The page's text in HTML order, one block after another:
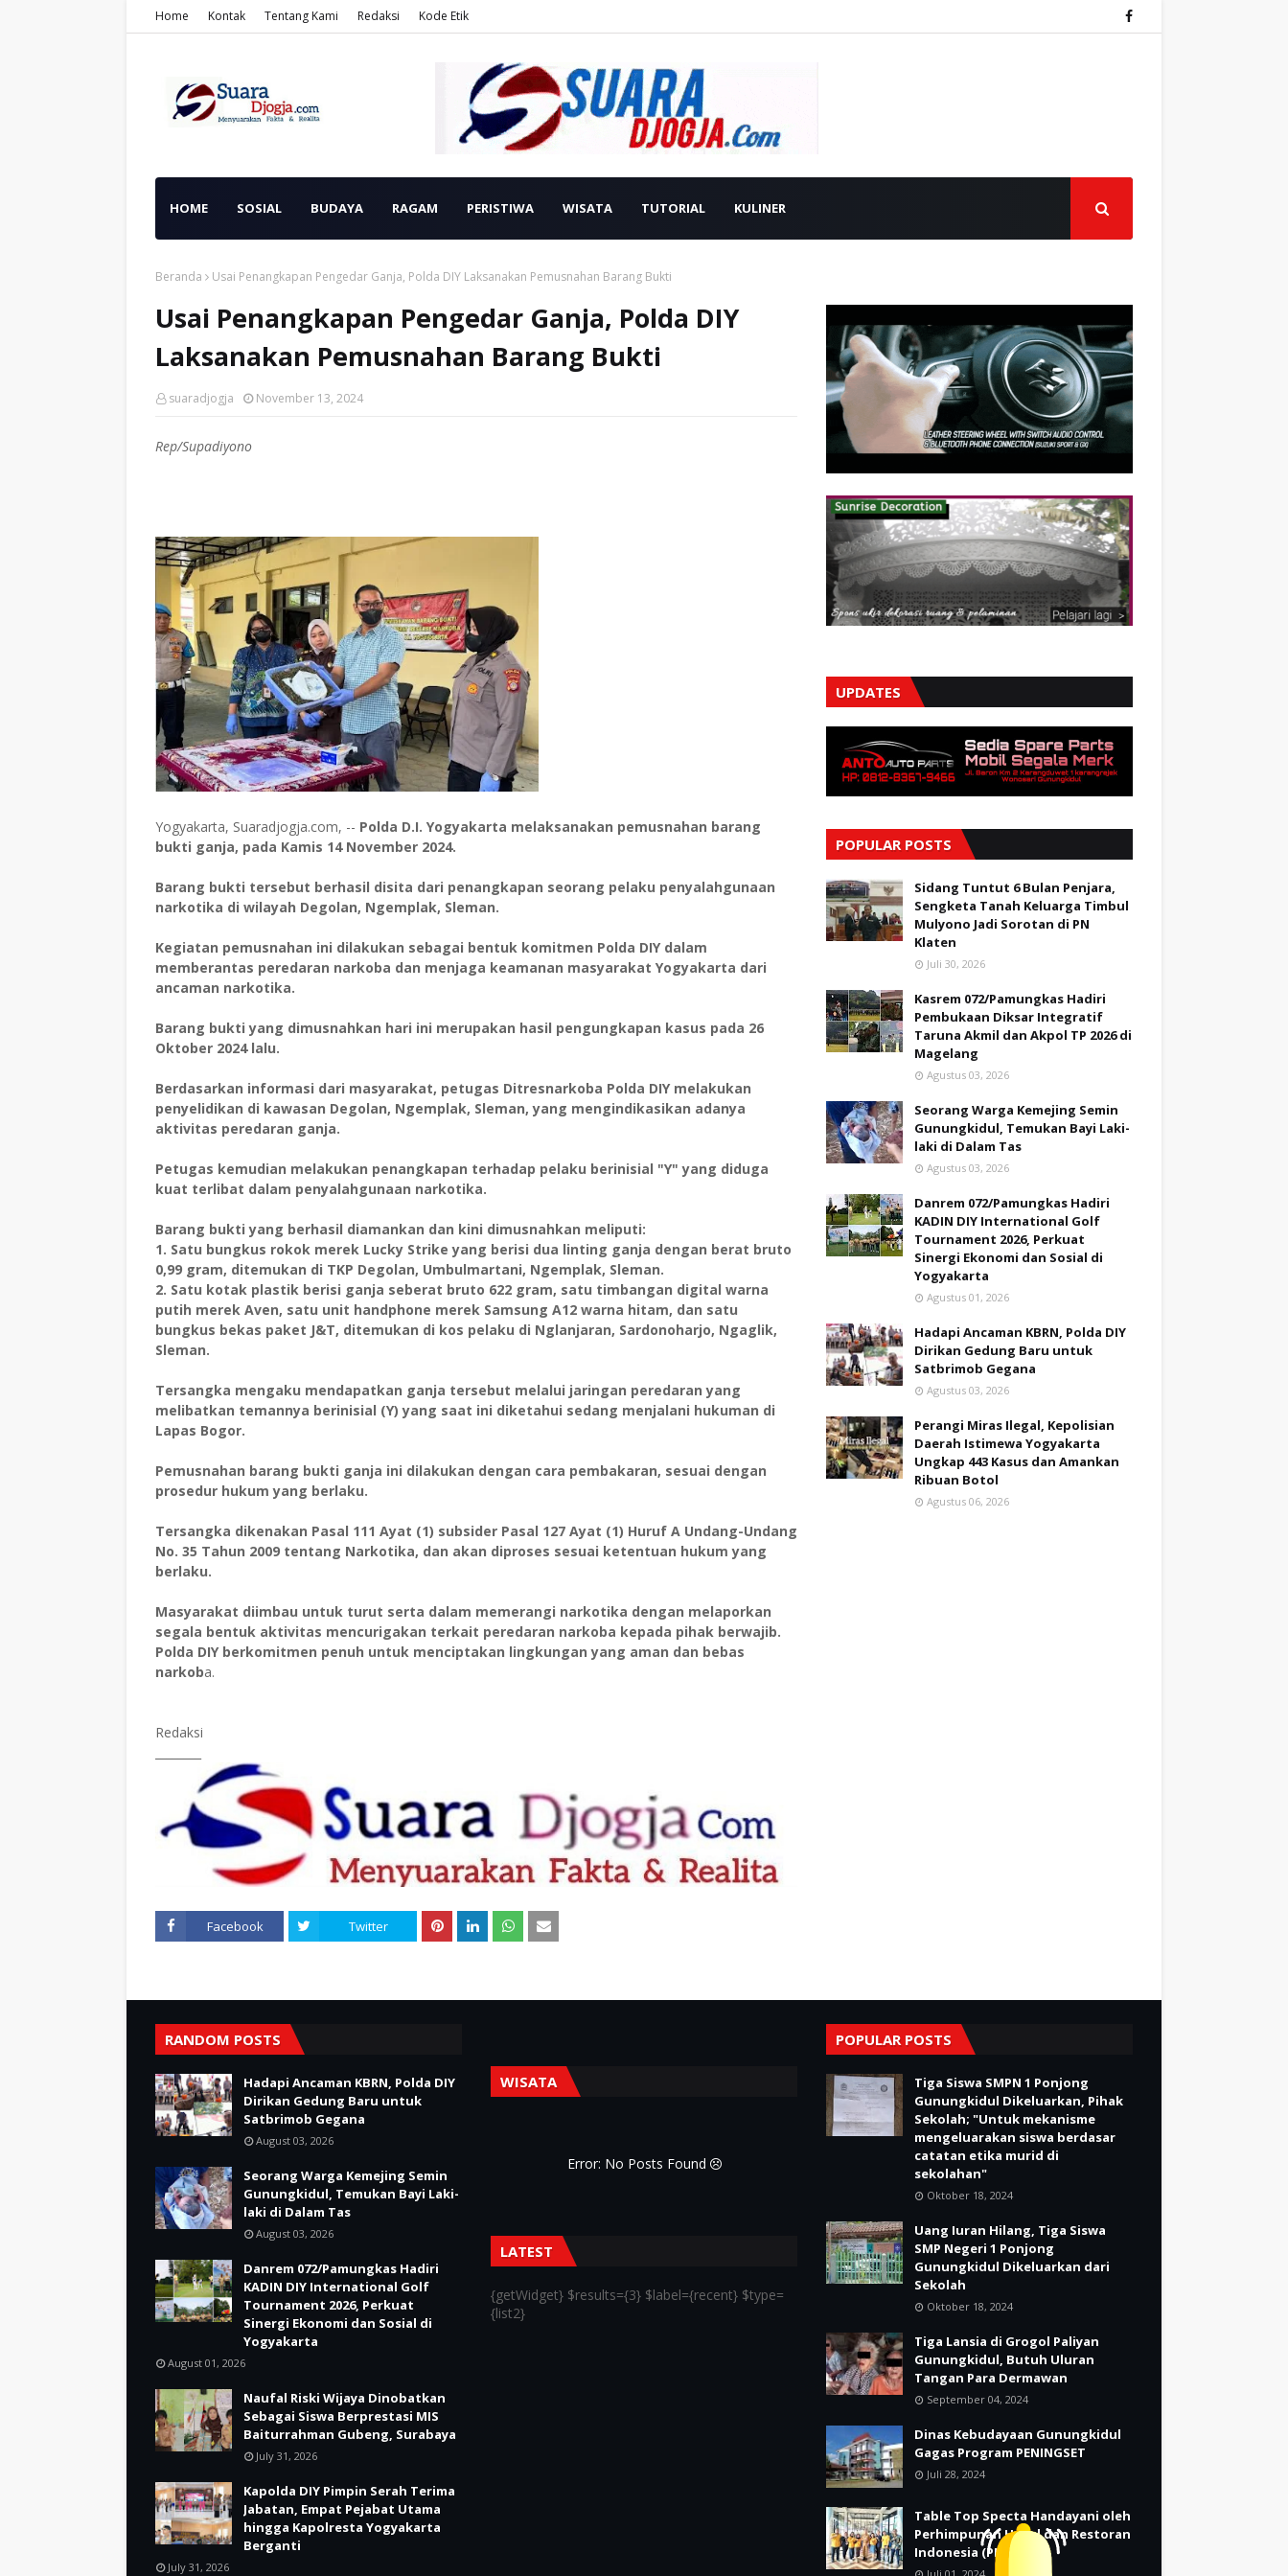
Home Kontak Tentang Kami Redaksi Kode Etik
HOME SOSIAL BUDAYA RAGAM PERISTIWA WISATA TUTORIAL KULINER
Beranda Usai Penangkapan Pengedar Ganja, Polda DIY Laksanakan Pemusnahan Barang Bukti
Usai Penangkapan Pengedar Ganja, Polda DIY
Laksanakan Pemusnahan Barang Bukti
suaradjogja November 13, 2024
Rep/Supadiyono
Yogyakarta, Suaradjogja.com, -- Polda D.I. Yogyakarta melaksanakan pemusnahan barang
bukti ganja, pada Kamis 14 November 2024.
Barang bukti tersebut berhasil disita dari penangkapan seorang pelaku penyalahgunaan
narkotika di wilayah Degolan, Ngemplak, Sleman.
Kegiatan pemusnahan ini dilakukan sebagai bentuk komitmen Polda DIY dalam
memberantas peredaran narkoba dan menjaga keamanan masyarakat Yogyakarta dari
ancaman narkotika.
Barang bukti yang dimusnahkan hari ini merupakan hasil pengungkapan kasus pada 26
Oktober 2024 lalu.
Berdasarkan informasi dari masyarakat, petugas Ditresnarkoba Polda DIY melakukan
penyelidikan di kawasan Degolan, Ngemplak, Sleman, yang mengindikasikan adanya
aktivitas peredaran ganja.
Petugas kemudian melakukan penangkapan terhadap pelaku berinisial "Y" yang diduga
kuat terlibat dalam penyalahgunaan narkotika.
Barang bukti yang berhasil diamankan dan kini dimusnahkan meliputi:
1. Satu bungkus rokok merek Lucky Strike yang berisi dua linting ganja dengan berat bruto
0,99 gram, ditemukan di TKP Degolan, Umbulmartani, Ngemplak, Sleman.
2. Satu kotak plastik berisi ganja seberat bruto 622 gram, satu timbangan digital warna
putih merek Aven, satu unit handphone merek Samsung A12 warna hitam, dan satu
bungkus bekas paket J&T, ditemukan di kos pelaku di Nglanjaran, Sardonoharjo, Ngaglik,
Sleman.
Tersangka mengaku mendapatkan ganja tersebut melalui jaringan peredaran yang
melibatkan temannya berinisial (Y) yang saat ini diketahui sedang menjalani hukuman di
Lapas Bogor.
Pemusnahan barang bukti ganja ini dilakukan dengan cara pembakaran, sesuai dengan
prosedur hukum yang berlaku.
Tersangka dikenakan Pasal 111 Ayat (1) subsider Pasal 127 Ayat (1) Huruf A Undang-Undang
No. 35 Tahun 2009 tentang Narkotika, dan akan diproses sesuai ketentuan hukum yang
berlaku.
Masyarakat diimbau untuk turut serta dalam memerangi narkotika dengan melaporkan
segala bentuk aktivitas mencurigakan terkait peredaran narkoba kepada pihak berwajib.
Polda DIY berkomitmen penuh untuk menciptakan lingkungan yang aman dan bebas
narkoba.
Redaksi
Facebook Twitter
UPDATES
POPULAR POSTS
Sidang Tuntut 6 Bulan Penjara,
Sengketa Tanah Keluarga Timbul
Mulyono Jadi Sorotan di PN
Klaten
Juli 30, 2026
Kasrem 072/Pamungkas Hadiri
Pembukaan Diksar Integratif
Taruna Akmil dan Akpol TP 2026 di
Magelang
Agustus 03, 2026
Seorang Warga Kemejing Semin
Gunungkidul, Temukan Bayi Laki-
laki di Dalam Tas
Agustus 03, 2026
Danrem 072/Pamungkas Hadiri
KADIN DIY International Golf
Tournament 2026, Perkuat
Sinergi Ekonomi dan Sosial di
Yogyakarta
Agustus 01, 2026
Hadapi Ancaman KBRN, Polda DIY
Dirikan Gedung Baru untuk
Satbrimob Gegana
Agustus 03, 2026
Perangi Miras Ilegal, Kepolisian
Daerah Istimewa Yogyakarta
Ungkap 443 Kasus dan Amankan
Ribuan Botol
Agustus 06, 2026
RANDOM POSTS
Hadapi Ancaman KBRN, Polda DIY
Dirikan Gedung Baru untuk
Satbrimob Gegana
August 03, 2026
Seorang Warga Kemejing Semin
Gunungkidul, Temukan Bayi Laki-
laki di Dalam Tas
August 03, 2026
Danrem 072/Pamungkas Hadiri
KADIN DIY International Golf
Tournament 2026, Perkuat
Sinergi Ekonomi dan Sosial di
Yogyakarta
August 01, 2026
Naufal Riski Wijaya Dinobatkan
Sebagai Siswa Berprestasi MIS
Baiturrahman Gubeng, Surabaya
July 31, 2026
Kapolda DIY Pimpin Serah Terima
Jabatan, Empat Pejabat Utama
hingga Kapolresta Yogyakarta
Berganti
July 31, 2026
WISATA
Error: No Posts Found
LATEST
{getWidget} $results={3} $label={recent} $type=
{list2}
POPULAR POSTS
Tiga Siswa SMPN 1 Ponjong
Gunungkidul Dikeluarkan, Pihak
Sekolah; "Untuk mekanisme
mengeluarakan siswa berdasar
catatan etika murid di
sekolahan"
Oktober 18, 2024
Uang Iuran Hilang, Tiga Siswa
SMP Negeri 1 Ponjong
Gunungkidul Dikeluarkan dari
Sekolah
Oktober 18, 2024
Tiga Lansia di Grogol Paliyan
Gunungkidul, Butuh Uluran
Tangan Para Dermawan
September 04, 2024
Dinas Kebudayaan Gunungkidul
Gagas Program PENINGSET
Juli 28, 2024
Table Top Specta Handayani oleh
Perhimpunan Hotel dan Restoran
Indonesia (PHRI)